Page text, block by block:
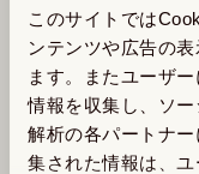
このサイトでは
ンテンツや広告の
ます。またユーザ
情報を収集し、ソ
解析の各パートナ
集された情報は、